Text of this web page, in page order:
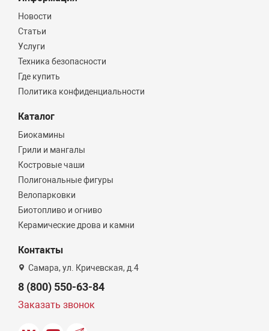
Новости
Статьи
Услуги
Техника безопасности
Где купить
Политика конфиденциальности
Каталог
Биокамины
Грили и мангалы
Костровые чаши
Полигональные фигуры
Велопарковки
Биотопливо и огниво
Керамические дрова и камни
Контакты
Самара, ул. Кричевская, д.4
8 (800) 550-63-84
Заказать звонок